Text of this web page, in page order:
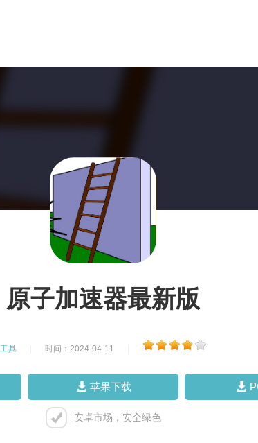
原子加速器最新版
工具 时间：2024-04-11
苹果下载
安卓市场，安全绿色